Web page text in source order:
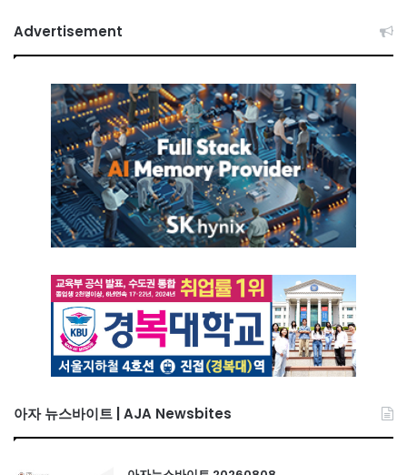
Advertisement
아자 뉴스바이트 | AJA Newsbites